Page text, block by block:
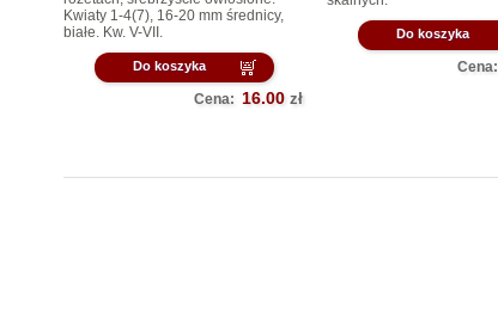
Kwiaty 1-4(7), 16-20 mm średnicy,
białe. Kw. V-VII.
Do koszyka
Cena: 16.00 zł
Do koszyka
Cena: